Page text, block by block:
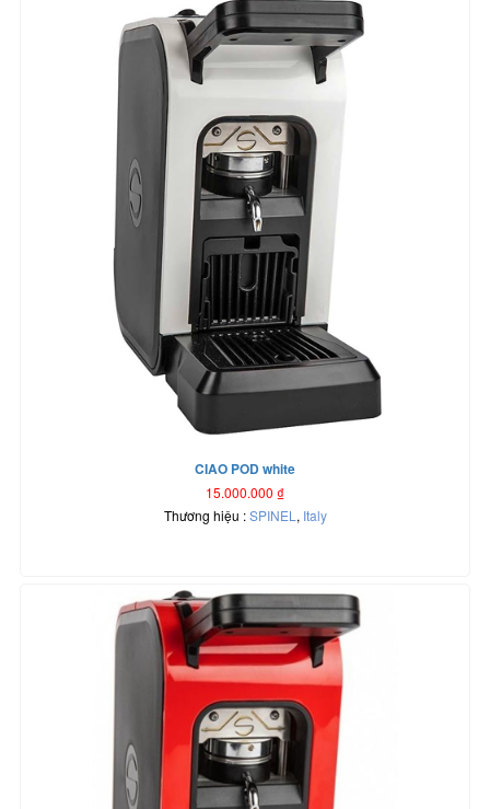
CIAO POD white
15.000.000 ₫
Thương hiệu :SPINEL , Italy